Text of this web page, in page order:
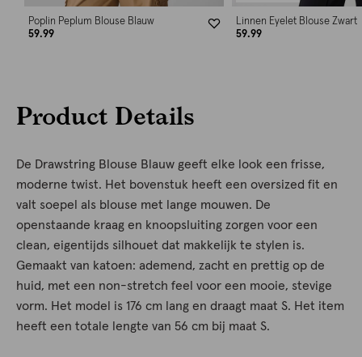
Poplin Peplum Blouse Blauw
59.99
Linnen Eyelet Blouse Zwart
59.99
Product Details
De Drawstring Blouse Blauw geeft elke look een frisse,
moderne twist. Het bovenstuk heeft een oversized fit en
valt soepel als blouse met lange mouwen. De
openstaande kraag en knoopsluiting zorgen voor een
clean, eigentijds silhouet dat makkelijk te stylen is.
Gemaakt van katoen: ademend, zacht en prettig op de
huid, met een non-stretch feel voor een mooie, stevige
vorm. Het model is 176 cm lang en draagt maat S. Het item
heeft een totale lengte van 56 cm bij maat S.